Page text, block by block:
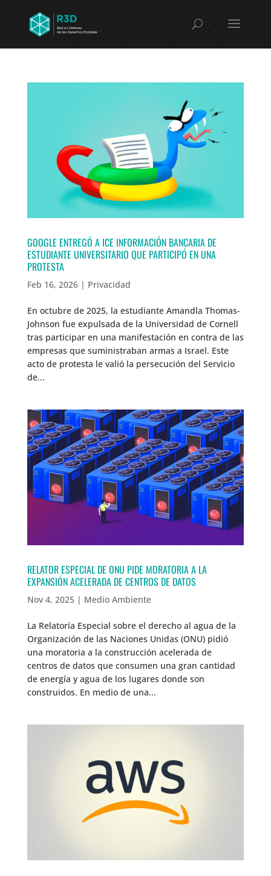
GOOGLE ENTREGÓ A ICE INFORMACIÓN BANCARIA DE
ESTUDIANTE UNIVERSITARIO QUE PARTICIPÓ EN UNA
PROTESTA
Feb 16, 2026| Privacidad
En octubre de 2025, la estudiante Amandla Thomas-
Johnson fue expulsada de la Universidad de Cornell
tras participar en una manifestación en contra de las
empresas que suministraban armas a Israel. Este
acto de protesta le valió la persecución del Servicio
de...
RELATOR ESPECIAL DE ONU PIDE MORATORIA A LA
EXPANSIÓN ACELERADA DE CENTROS DE DATOS
Nov 4, 2025| Medio Ambiente
La Relatoría Especial sobre el derecho al agua de la
Organización de las Naciones Unidas (ONU) pidió
una moratoria a la construcción acelerada de
centros de datos que consumen una gran cantidad
de energía y agua de los lugares donde son
construidos. En medio de una...